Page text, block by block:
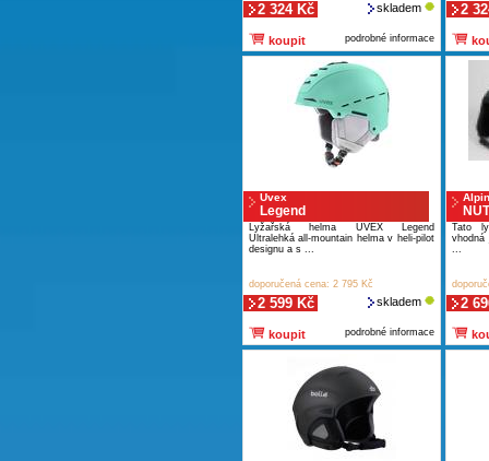
2 324 Kč skladem
koupit podrobné informace
2
Uvex
Legend
Lyžařská helma UVEX Legend
Ultralehká all-mountain helma v heli-pilot
designu a s ...
doporučená cena: 2 795 Kč
2 599 Kč skladem
koupit podrobné informace
Tato
...
2